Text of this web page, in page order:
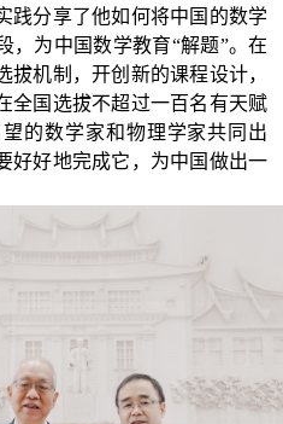
践分享了他如何将中国的数学
，为中国数学教育“解题”。在
机制，开创新的课程设计，
全国选拔不超过一百名有天赋
的数学家和物理学家共同出
好好地完成它，为中国做出一